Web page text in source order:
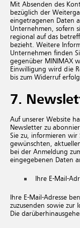
Mit Absenden des
bezüglich der
eingetragenen Daten
Unternehmen, sofern
regional auf das
bezieht. Weitere
Unternehmen finden
gegenüber MINIMAX
Einwilligung wird die
bis zum Widerruf
7.
Auf unserer Website
Newsletter zu
Sie zu, informieren
gewünschten,
bei der Anmeldung
eingegebenen Daten
Ihre E-Mail-
Ihre E-Mail-Adresse
zuzusenden sowie zur
Die